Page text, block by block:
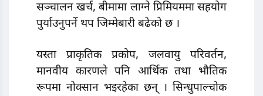
सञ्चालन खर्च, बीमामा लाग्ने प्रिमियममा सहयोग
पुर्याउनुपर्ने थप जिम्मेबारी बढेको छ ।
यस्ता प्राकृतिक प्रकोप, जलवायु परिवर्तन,
मानवीय कारणले पनि आर्थिक तथा भौतिक
रूपमा नोक्सान भइरहेका छन् । सिन्धुपाल्चोक